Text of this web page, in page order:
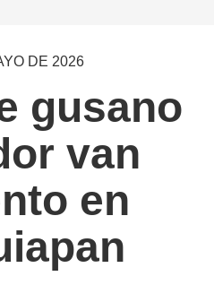
DE 2026
gusano
van
en